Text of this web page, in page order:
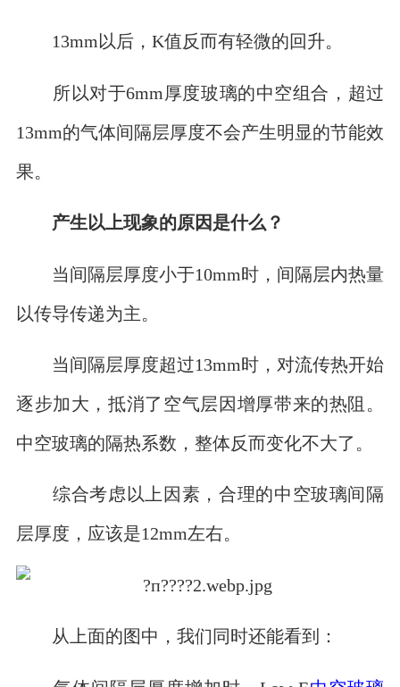
13mm以后，K值反而有轻微的回升。
所以对于6mm厚度玻璃的中空组合，超过
13mm的气体间隔层厚度不会产生明显的节能效
果。
产生以上现象的原因是什么？
当间隔层厚度小于10mm时，间隔层内热量
以传导传递为主。
当间隔层厚度超过13mm时，对流传热开始
逐步加大，抵消了空气层因增厚带来的热阻。
中空玻璃的隔热系数，整体反而变化不大了。
综合考虑以上因素，合理的中空玻璃间隔
层厚度，应该是12mm左右。
从上面的图中，我们同时还能看到：